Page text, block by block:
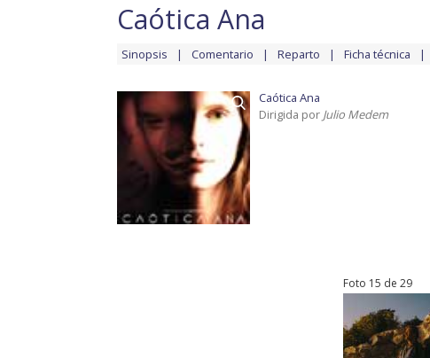
Caótica Ana
Sinopsis Comentario Reparto Ficha técnica
Caótica Ana
Dirigida por Julio Medem
Foto 15 de 29